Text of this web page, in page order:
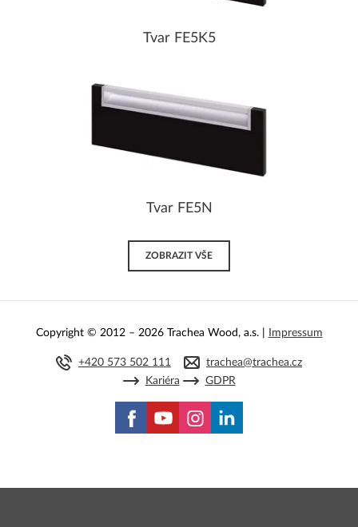
Tvar FE5K5
Tvar FE5N
ZOBRAZIT VŠE
Copyright © 2012 – 2026 Trachea Wood, a.s. | Impressum
+420 573 502 111
trachea@trachea.cz
Kariéra
GDPR